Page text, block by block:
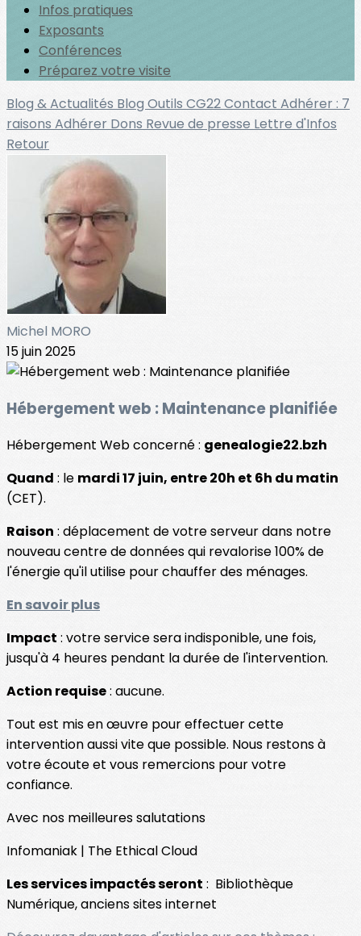
Infos pratiques
Exposants
Conférences
Préparez votre visite
Blog & Actualités Blog Outils CG22Contact Adhérer : 7
raisons Adhérer Dons Revue de presse Lettre d'Infos
Retour
Michel MORO
15 juin 2025
Hébergement web : Maintenance planifiée
Hébergement Web concerné : genealogie22.bzh
Quand : le mardi 17 juin, entre 20h et 6h du matin
(CET).
Raison : déplacement de votre serveur dans notre
nouveau centre de données qui revalorise 100% de
l'énergie qu'il utilise pour chauffer des ménages.
En savoir plus
Impact : votre service sera indisponible, une fois,
jusqu'à 4 heures pendant la durée de l'intervention.
Action requise: aucune.
Tout est mis en œuvre pour effectuer cette
intervention aussi vite que possible. Nous restons à
votre écoute et vous remercions pour votre
confiance.
Avec nos meilleures salutations
Infomaniak | The Ethical Cloud
Les services impactés seront : Bibliothèque
Numérique, anciens sites internet